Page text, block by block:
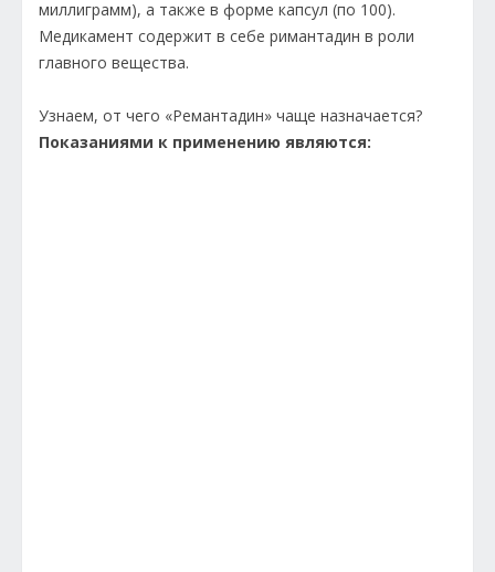
миллиграмм), а также в форме капсул (по 100).
Медикамент содержит в себе римантадин в роли
главного вещества.
Узнаем, от чего «Ремантадин» чаще назначается?
Показаниями к применению являются: